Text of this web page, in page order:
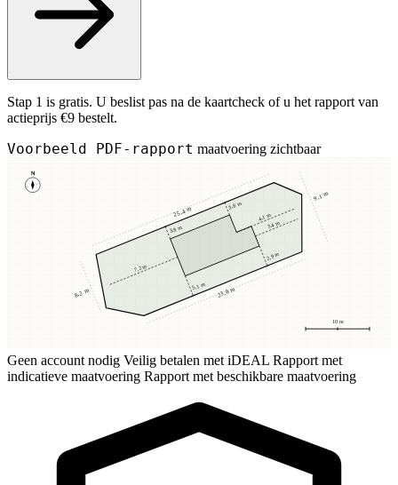
Stap 1 is gratis. U beslist pas na de kaartcheck of u het rapport van
actieprijs €9 bestelt.
Voorbeeld PDF-rapport maatvoering zichtbaar
N
10 m
3,8 m
3,8 m
5,1 m
2,9 m
7,2 m
3,4 m
4,1 m
25,4 m
23,8 m
8,2 m
9,1 m
Geen account nodig Veilig betalen met iDEAL Rapport met
indicatieve maatvoering Rapport met beschikbare maatvoering